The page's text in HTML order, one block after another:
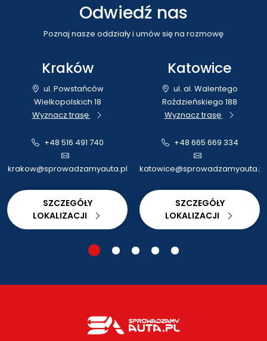
Odwiedź nas
Poznaj nasze oddziały i umów się na rozmowę
Kraków
ul. Powstańców
Wielkopolskich 18
Wyznacz trasę
+48 516 491 740
krakow@sprowadzamyauta.pl
SZCZEGÓŁY
LOKALIZACJI
Katowice
ul. al. Walentego
Roździeńskiego 188
Wyznacz trasę
+48 665 669 334
katowice@sprowadzamyauta.pl
SZCZEGÓŁY
LOKALIZACJI